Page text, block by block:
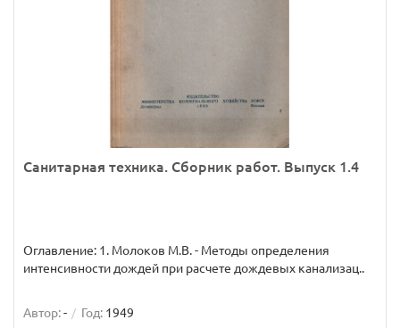
Санитарная техника. Сборник работ. Выпуск 1.4
Оглавление: 1. Молоков М.В. - Методы определения
интенсивности дождей при расчете дождевых канализац..
Автор:- Год: 1949